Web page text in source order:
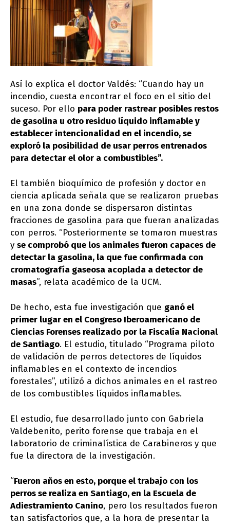
Así lo explica el doctor Valdés: “Cuando hay un
incendio, cuesta encontrar el foco en el sitio del
suceso. Por ello para poder rastrear posibles restos
de gasolina u otro residuo líquido inflamable y
establecer intencionalidad en el incendio, se
exploró la posibilidad de usar perros entrenados
para detectar el olor a combustibles”.
El también bioquímico de profesión y doctor en
ciencia aplicada señala que se realizaron pruebas
en una zona donde se dispersaron distintas
fracciones de gasolina para que fueran analizadas
con perros. “Posteriormente se tomaron muestras
y se comprobó que los animales fueron capaces de
detectar la gasolina, la que fue confirmada con
cromatografía gaseosa acoplada a detector de
masas”, relata académico de la UCM.
De hecho, esta fue investigación que ganó el
primer lugar en el Congreso Iberoamericano de
Ciencias Forenses realizado por la Fiscalía Nacional
de Santiago. El estudio, titulado “Programa piloto
de validación de perros detectores de líquidos
inflamables en el contexto de incendios
forestales”, utilizó a dichos animales en el rastreo
de los combustibles líquidos inflamables.
El estudio, fue desarrollado junto con Gabriela
Valdebenito, perito forense que trabaja en el
laboratorio de criminalística de Carabineros y que
fue la directora de la investigación.
“Fueron años en esto, porque el trabajo con los
perros se realiza en Santiago, en la Escuela de
Adiestramiento Canino, pero los resultados fueron
tan satisfactorios que, a la hora de presentar la